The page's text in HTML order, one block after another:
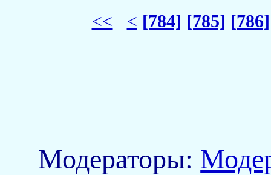
<< < [784] [785] [786]
Модераторы: